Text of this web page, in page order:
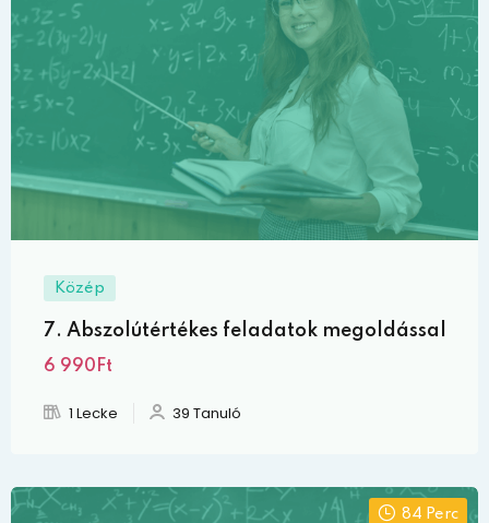
Közép
7. Abszolútértékes feladatok megoldással
6 990Ft
1 Lecke 39 Tanuló
84 Perc